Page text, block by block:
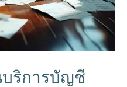
บริการบัญชี